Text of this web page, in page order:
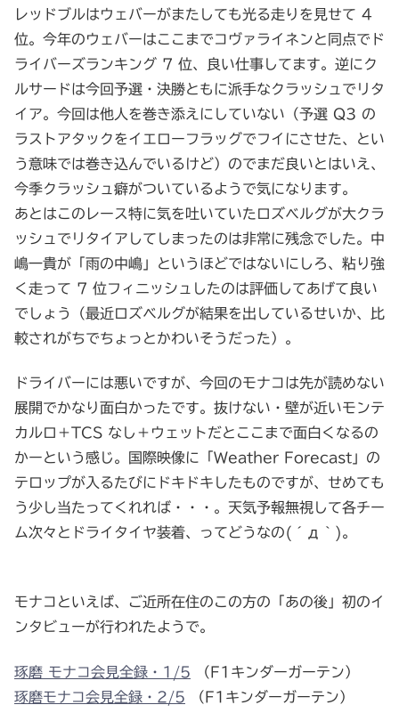
レッドブルはウェバーがまたしても光る走りを見せて 4
位。今年のウェバーはここまでコヴァライネンと同点でド
ライバーズランキング 7 位、良い仕事してます。逆にク
ルサードは今回予選・決勝ともに派手なクラッシュでリタ
イア。今回は他人を巻き添えにしていない（予選 Q3 の
ラストアタックをイエローフラッグでフイにさせた、とい
う意味では巻き込んでいるけど）のでまだ良いとはいえ、
今季クラッシュ癖がついているようで気になります。
あとはこのレース特に気を吐いていたロズベルグが大クラ
ッシュでリタイアしてしまったのは非常に残念でした。中
嶋一貴が「雨の中嶋」というほどではないにしろ、粘り強
く走って 7 位フィニッシュしたのは評価してあげて良い
でしょう（最近ロズベルグが結果を出しているせいか、比
較されがちでちょっとかわいそうだった）。
ドライバーには悪いですが、今回のモナコは先が読めない
展開でかなり面白かったです。抜けない・壁が近いモンテ
カルロ＋TCS なし＋ウェットだとここまで面白くなるの
かーという感じ。国際映像に「Weather Forecast」の
テロップが入るたびにドキドキしたものですが、せめても
う少し当たってくれれば・・・。天気予報無視して各チー
ム次々とドライタイヤ装着、ってどうなの(´д｀)。
モナコといえば、ご近所在住のこの方の「あの後」初のイ
ンタビューが行われたようで。
琢磨 モナコ会見全録・1/5 （F1キンダーガーテン）
琢磨モナコ会見全録・2/5 （F1キンダーガーテン）